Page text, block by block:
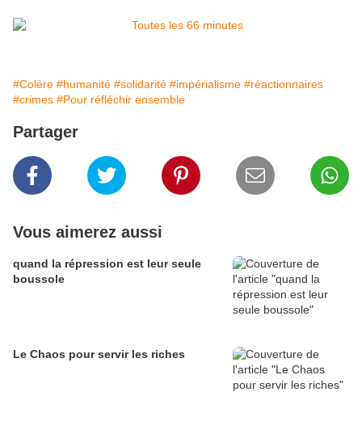
#Colère #humanité #solidarité #impérialisme #réactionnaires
#crimes #Pour réfléchir ensemble
Partager
Vous aimerez aussi
quand la répression est leur seule
boussole
Le Chaos pour servir les riches